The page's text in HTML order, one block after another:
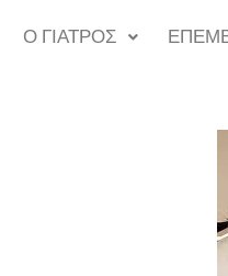
Ο ΓΙΑΤΡΟΣ